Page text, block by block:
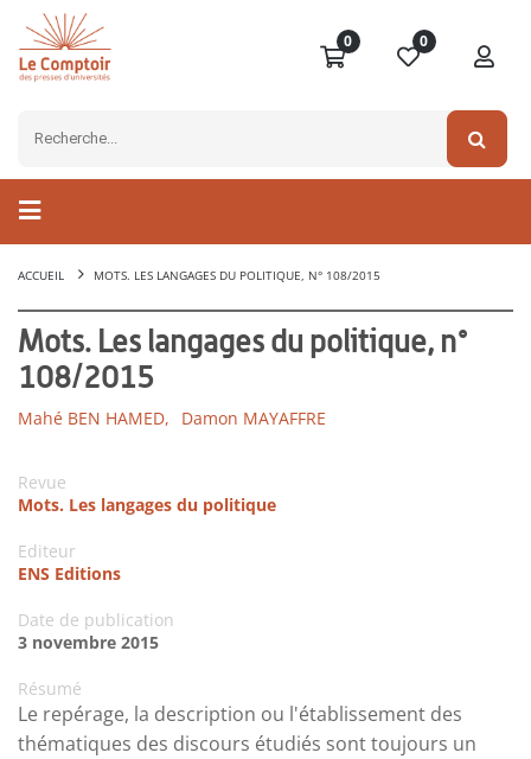
0 0
ACCUEIL MOTS. LES LANGAGES DU POLITIQUE, N° 108/2015
Mots. Les langages du politique, n°
108/2015
Mahé BEN HAMED, Damon MAYAFFRE
Revue
Mots. Les langages du politique
Editeur
ENS Editions
Date de publication
3 novembre 2015
Résumé
Le repérage, la description ou l'établissement des
thématiques des discours étudiés sont toujours un